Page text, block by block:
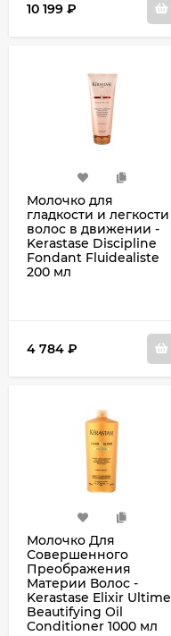
10 199 ₽
Молочко для
гладкости и легкости
волос в движении -
Kerastase Discipline
Fondant Fluidealiste
200 мл
4 784 ₽
Молочко Для
Совершенного
Преображения
Материи Волос -
Kerastase Elixir Ultime
Beautifying Oil
Conditioner 1000 мл